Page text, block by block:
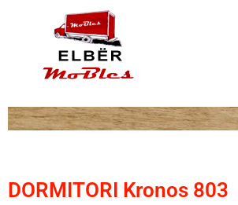
DORMITORI Kronos 803